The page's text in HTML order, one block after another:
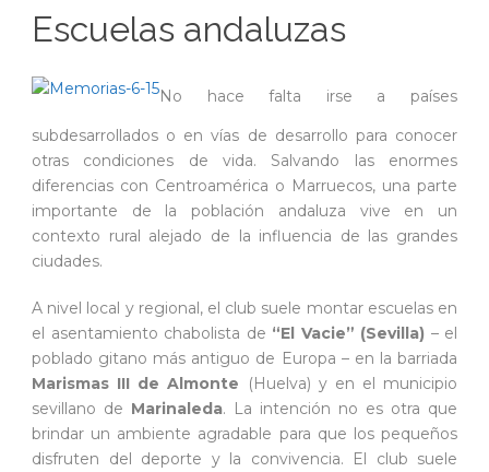
Escuelas andaluzas
No hace falta irse a países
subdesarrollados o en vías de desarrollo para conocer
otras condiciones de vida. Salvando las enormes
diferencias con Centroamérica o Marruecos, una parte
importante de la población andaluza vive en un
contexto rural alejado de la influencia de las grandes
ciudades.
A nivel local y regional, el club suele montar escuelas en
el asentamiento chabolista de “El Vacie” (Sevilla) – el
poblado gitano más antiguo de Europa – en la barriada
Marismas III de Almonte (Huelva) y en el municipio
sevillano de Marinaleda. La intención no es otra que
brindar un ambiente agradable para que los pequeños
disfruten del deporte y la convivencia. El club suele